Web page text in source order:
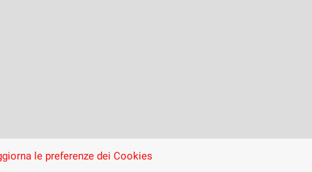
le preferenze dei Cookies